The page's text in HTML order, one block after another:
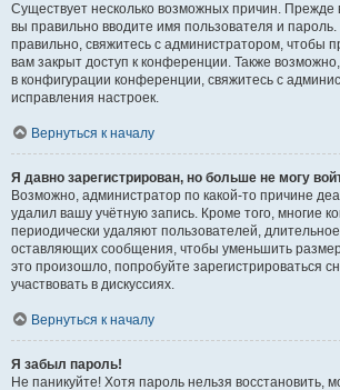
Существует несколько возможных причин. Прежде
вы правильно вводите имя пользователя и
правильно, свяжитесь с администратором, чтобы
вам закрыт доступ к конференции. Также
в конфигурации конференции, свяжитесь с
исправления настроек.
Вернуться к началу
Я давно зарегистрирован, но больше не могу
Возможно, администратор по какой-то причине
удалил вашу учётную запись. Кроме того, многие
периодически удаляют пользователей,
оставляющих сообщения, чтобы уменьшить
это произошло, попробуйте зарегистрироваться
участвовать в дискуссиях.
Вернуться к началу
Я забыл пароль!
Не паникуйте! Хотя пароль нельзя восстановить,